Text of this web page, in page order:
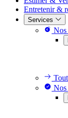
Entretenir &
Services
Nos
Nos